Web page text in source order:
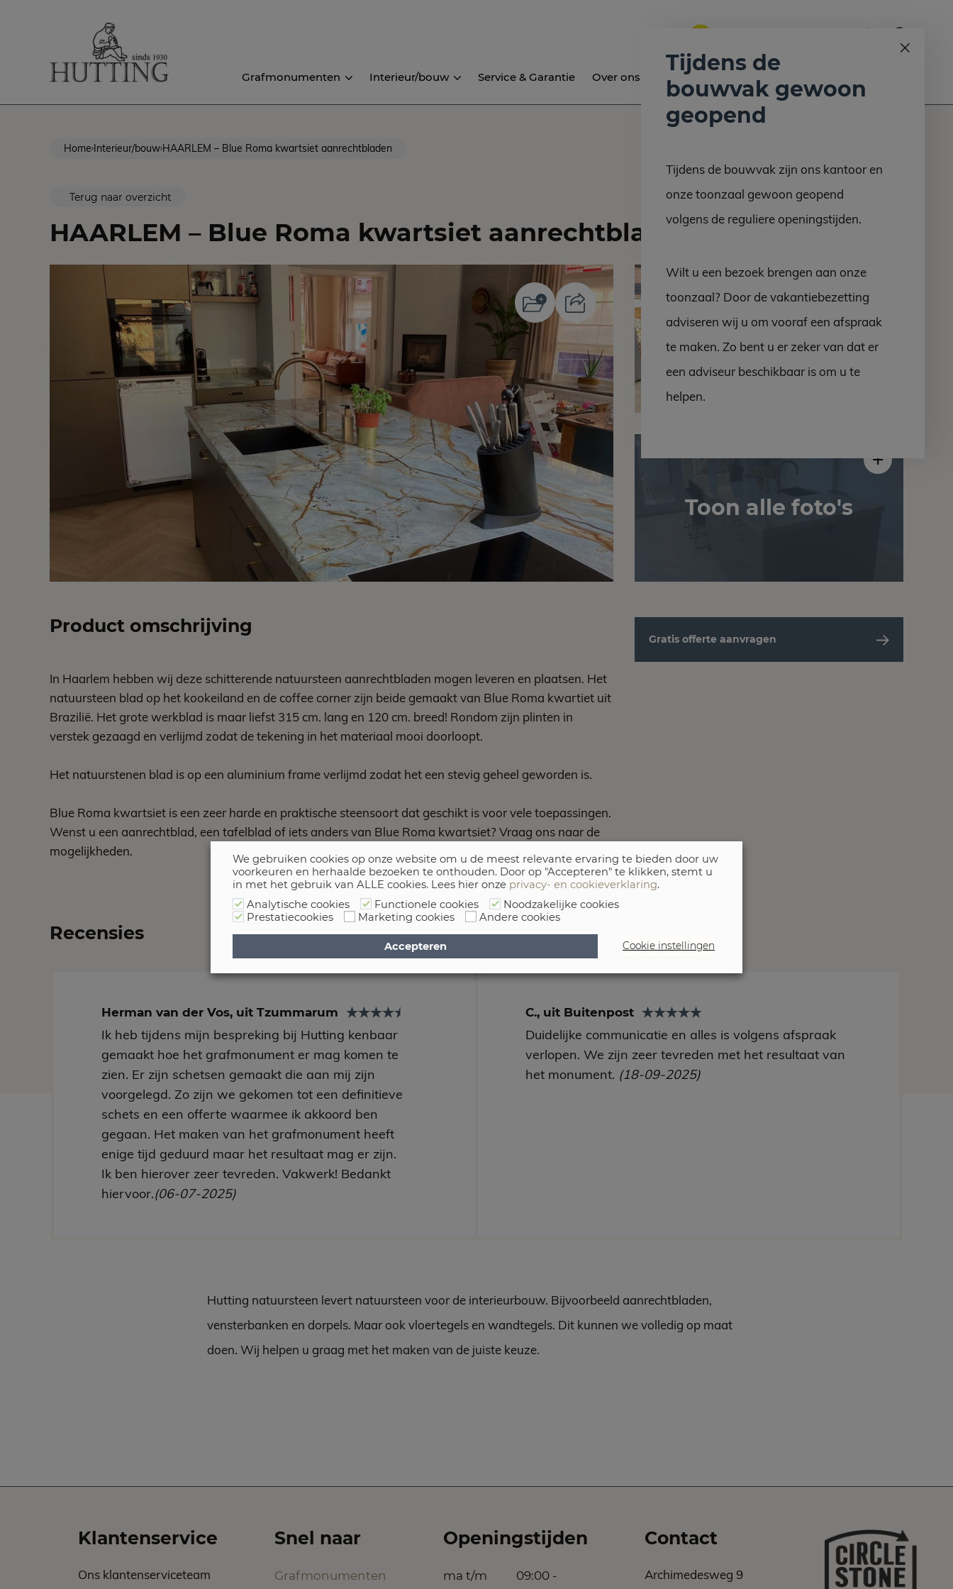
Grafmonumenten Interieur/bouw Service & Garantie Over ons Nieuws
Home Interieur/bouw HAARLEM – Blue Roma kwartsiet aanrechtbladen
Terug naar overzicht
HAARLEM – Blue Roma kwartsiet aanrechtbladen
Product omschrijving
In Haarlem hebben wij deze schitterende natuursteen aanrechtbladen mogen leveren en plaatsen. Het
natuursteen blad op het kookeiland en de coffee corner zijn beide gemaakt van Blue Roma kwartiet uit
Brazilië. Het grote werkblad is maar liefst 315 cm. lang en 120 cm. breed! Rondom zijn plinten in
verstek gezaagd en verlijmd zodat de tekening in het materiaal mooi doorloopt.
Het natuurstenen blad is op een aluminium frame verlijmd zodat het een stevig geheel geworden is.
Blue Roma kwartsiet is een zeer harde en praktische steensoort dat geschikt is voor vele toepassingen.
Wenst u een aanrechtblad, een tafelblad of iets anders van Blue Roma kwartsiet? Vraag ons naar de
mogelijkheden.
Gratis offerte aanvragen
Recensies
Herman van der Vos, uit Tzummarum
Ik heb tijdens mijn bespreking bij Hutting kenbaar
gemaakt hoe het grafmonument er mag komen te
zien. Er zijn schetsen gemaakt die aan mij zijn
voorgelegd. Zo zijn we gekomen tot een definitieve
schets en een offerte waarmee ik akkoord ben
gegaan. Het maken van het grafmonument heeft
enige tijd geduurd maar het resultaat mag er zijn.
Ik ben hierover zeer tevreden. Vakwerk! Bedankt
hiervoor.(06-07-2025)
C., uit Buitenpost
Duidelijke communicatie en alles is volgens afspraak
verlopen. We zijn zeer tevreden met het resultaat van
het monument. (18-09-2025)
Hutting natuursteen levert natuursteen voor de interieurbouw. Bijvoorbeeld aanrechtbladen,
vensterbanken en dorpels. Maar ook vloertegels en wandtegels. Dit kunnen we volledig op maat
doen. Wij helpen u graag met het maken van de juiste keuze.
Klantenservice
Ons klantenserviceteam
Snel naar
Grafmonumenten
Openingstijden
ma t/m 09:00 -
Contact
Archimedesweg 9
Tijdens de
bouwvak gewoon
geopend
Tijdens de bouwvak zijn ons kantoor en
onze toonzaal gewoon geopend
volgens de reguliere openingstijden.
Wilt u een bezoek brengen aan onze
toonzaal? Door de vakantiebezetting
adviseren wij u om vooraf een afspraak
te maken. Zo bent u er zeker van dat er
een adviseur beschikbaar is om u te
helpen.
We gebruiken cookies op onze website om u de meest relevante ervaring te bieden door uw
voorkeuren en herhaalde bezoeken te onthouden. Door op "Accepteren" te klikken, stemt u
in met het gebruik van ALLE cookies. Lees hier onze privacy- en cookieverklaring.
Analytische cookies
Functionele cookies
Noodzakelijke cookies
Prestatiecookies
Marketing cookies Andere cookies
Cookie instellingen
Accepteren